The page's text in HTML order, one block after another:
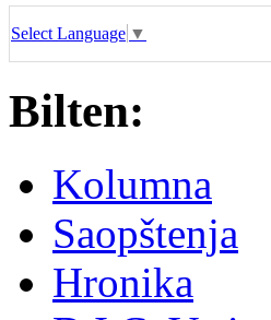
Select Language ▼
Bilten:
Kolumna
Saopštenja
Hronika